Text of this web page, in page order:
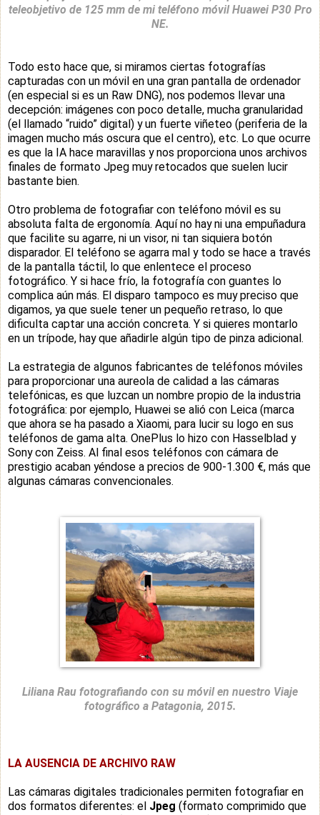
teleobjetivo de 125 mm de mi teléfono móvil Huawei P30 Pro
NE.
Todo esto hace que, si miramos ciertas fotografías
capturadas con un móvil en una gran pantalla de ordenador
(en especial si es un Raw DNG), nos podemos llevar una
decepción: imágenes con poco detalle, mucha granularidad
(el llamado “ruido” digital) y un fuerte viñeteo (periferia de la
imagen mucho más oscura que el centro), etc. Lo que ocurre
es que la IA hace maravillas y nos proporciona unos archivos
finales de formato Jpeg muy retocados que suelen lucir
bastante bien.
Otro problema de fotografiar con teléfono móvil es su
absoluta falta de ergonomía. Aquí no hay ni una empuñadura
que facilite su agarre, ni un visor, ni tan siquiera botón
disparador. El teléfono se agarra mal y todo se hace a través
de la pantalla táctil, lo que enlentece el proceso
fotográfico. Y si hace frío, la fotografía con guantes lo
complica aún más. El disparo tampoco es muy preciso que
digamos, ya que suele tener un pequeño retraso, lo que
dificulta captar una acción concreta. Y si quieres montarlo
en un trípode, hay que añadirle algún tipo de pinza adicional.
La estrategia de algunos fabricantes de teléfonos móviles
para proporcionar una aureola de calidad a las cámaras
telefónicas, es que luzcan un nombre propio de la industria
fotográfica: por ejemplo, Huawei se alió con Leica (marca
que ahora se ha pasado a Xiaomi, para lucir su logo en sus
teléfonos de gama alta. OnePlus lo hizo con Hasselblad y
Sony con Zeiss. Al final esos teléfonos con cámara de
prestigio acaban yéndose a precios de 900-1.300 €, más que
algunas cámaras convencionales.
Liliana Rau fotografiando con su móvil en nuestro Viaje
fotográfico a Patagonia, 2015.
LA AUSENCIA DE ARCHIVO RAW
Las cámaras digitales tradicionales permiten fotografiar en
dos formatos diferentes: el Jpeg (formato comprimido que